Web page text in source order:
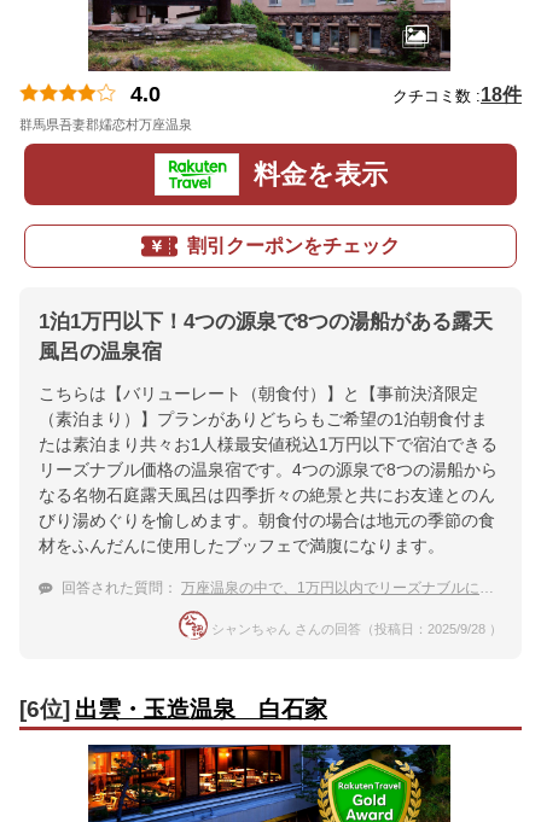
4.0 クチコミ数 :18件
群馬県吾妻郡嬬恋村万座温泉
料金を表示
割引クーポンをチェック
1泊1万円以下！4つの源泉で8つの湯船がある露天
風呂の温泉宿
こちらは【バリューレート（朝食付）】と【事前決済限定
（素泊まり）】プランがありどちらもご希望の1泊朝食付ま
たは素泊まり共々お1人様最安値税込1万円以下で宿泊できる
リーズナブル価格の温泉宿です。4つの源泉で8つの湯船から
なる名物石庭露天風呂は四季折々の絶景と共にお友達とのん
びり湯めぐりを愉しめます。朝食付の場合は地元の季節の食
材をふんだんに使用したブッフェで満腹になります。
回答された質問： 万座温泉の中で、1万円以内でリーズナブルに泊まれる宿は？
シャンちゃん さんの回答（投稿日：2025/9/28 ）
[6位] 出雲・玉造温泉 白石家